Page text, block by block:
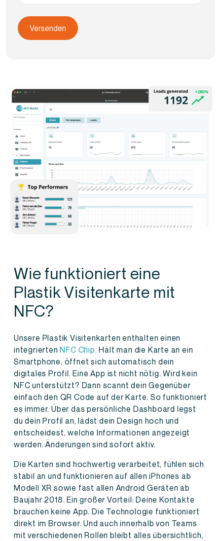
Wie funktioniert eine
Plastik Visitenkarte mit
NFC?
Unsere Plastik Visitenkarten enthalten einen
integriertenNFC Chip. Hält man die Karte an ein
Smartphone, öffnet sich automatisch dein
digitales Profil. Eine App ist nicht nötig. Wird kein
NFC unterstützt? Dann scannt dein Gegenüber
einfach den QR Code auf der Karte. So funktioniert
es immer. Über das persönliche Dashboard legst
du dein Profil an, lädst dein Design hoch und
entscheidest, welche Informationen angezeigt
werden. Änderungen sind sofort aktiv.
Die Karten sind hochwertig verarbeitet, fühlen sich
stabil an und funktionieren auf allen iPhones ab
Modell XR sowie fast allen Android Geräten ab
Baujahr 2018. Ein großer Vorteil: Deine Kontakte
brauchen keine App. Die Technologie funktioniert
direkt im Browser. Und auch innerhalb von Teams
mit verschiedenen Rollen bleibt alles übersichtlich,